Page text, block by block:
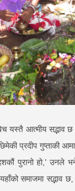
यस्तै आत्मीय सद्भाव
छिमेकी प्रदीप गुप्ताकी
पुरानो हो,' उनले
समाजमा सद्भाव